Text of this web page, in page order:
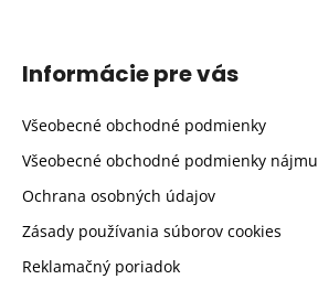
Informácie pre vás
Všeobecné obchodné podmienky
Všeobecné obchodné podmienky nájmu
Ochrana osobných údajov
Zásady používania súborov cookies
Reklamačný poriadok